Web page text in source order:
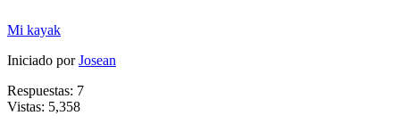
Mi kayak
Iniciado porJosean
Respuestas: 7
Vistas: 5,358